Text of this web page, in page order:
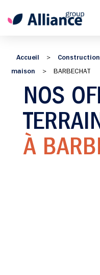
Accueil > Construction
maison
> BARBECHAT
NOS
À